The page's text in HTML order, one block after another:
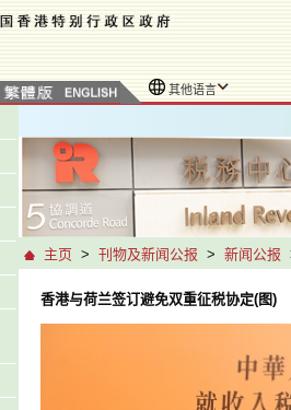
其他语言
主页 > 刊物及新闻公报 > 新闻公报
香港与荷兰签订避免双重征税协定(图)